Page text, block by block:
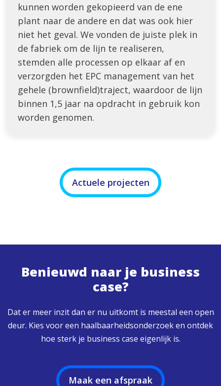
kunnen worden gekopieerd van de ene
plant naar de andere en dat was ook hier
niet het geval. We vonden de juiste plek in
de fabriek om de lijn te realiseren,
stemden alle processen op elkaar af en
verzorgden het EPC management van het
gehele (brownfield)traject, waardoor de lijn
binnen 1,5 jaar na opdracht in gebruik kon
worden genomen.
Actuele projecten
Benieuwd naar je business
case?
Dat er meer inzit dan er nu uitkomt is meestal een open
deur. Kies voor een haalbaarheidsonderzoek en ontdek
hoe sterk je business case eigenlijk is.
Maak een afspraak